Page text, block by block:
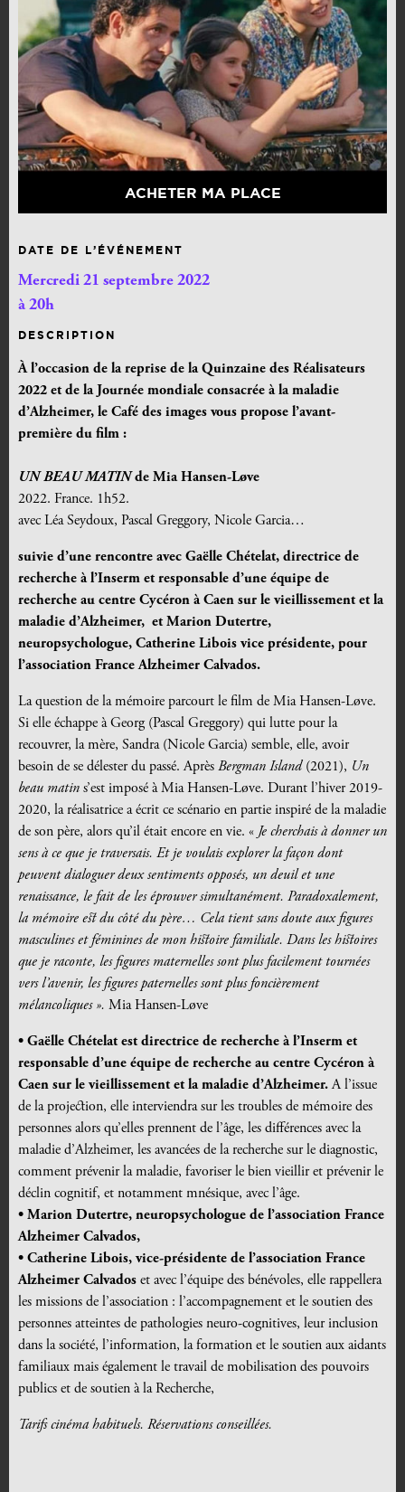
ACHETER MA PLACE
DATE DE L’ÉVÉNEMENT
Mercredi 21 septembre 2022
à 20h
DESCRIPTION
À l’occasion de la reprise de la Quinzaine des Réalisateurs
2022 et de la Journée mondiale consacrée à la maladie
d’Alzheimer, le Café des images vous propose l’avant-
première du film :
UN BEAU MATINde Mia Hansen-Løve
2022. France. 1h52.
avec Léa Seydoux, Pascal Greggory, Nicole Garcia…
suivie d’une rencontre avec Gaëlle Chételat, directrice de
recherche à l’Inserm et responsable d’une équipe de
recherche au centre Cycéron à Caen sur le vieillissement et la
maladie d’Alzheimer, et Marion Dutertre,
neuropsychologue, Catherine Libois vice présidente, pour
l’association France Alzheimer Calvados.
La question de la mémoire parcourt le film de Mia Hansen-Løve.
Si elle échappe à Georg (Pascal Greggory) qui lutte pour la
recouvrer, la mère, Sandra (Nicole Garcia) semble, elle, avoir
besoin de se délester du passé.Après Bergman Island(2021), Un
beau matin s’est imposé à Mia Hansen-Løve. Durant l’hiver 2019-
2020, la réalisatrice a écrit ce scénario en partie inspiré de la maladie
de son père, alors qu’il était encore en vie. « Je cherchais à donner un
sens à ce que je traversais. Et je voulais explorer la façon dont
peuvent dialoguer deux sentiments opposés, un deuil et une
renaissance, le fait de les éprouver simultanément. Paradoxalement,
la mémoire est du côté du père… Cela tient sans doute aux figures
masculines et féminines de mon histoire familiale. Dans les histoires
que je raconte, les figures maternelles sont plus facilement tournées
vers l’avenir, les figures paternelles sont plus foncièrement
mélancoliques ». Mia Hansen-Løve
• Gaëlle Chételat est directrice de recherche à l’Inserm et
responsable d’une équipe de recherche au centre Cycéron à
Caen sur le vieillissement et la maladie d’Alzheimer.A l’issue
de la projection, elle interviendra sur les troubles de mémoire des
personnes alors qu’elles prennent de l’âge, les différences avec la
maladie d’Alzheimer, les avancées de la recherche sur le diagnostic,
comment prévenir la maladie, favoriser le bien vieillir et prévenir le
déclin cognitif, et notamment mnésique, avec l’âge.
• Marion Dutertre, neuropsychologue de l’association France
Alzheimer Calvados,
• Catherine Libois, vice-présidente de l’association France
Alzheimer Calvados et avec l’équipe des bénévoles, elle rappellera
les missions de l’association : l’accompagnement et le soutien des
personnes atteintes de pathologies neuro-cognitives, leur inclusion
dans la société, l’information, la formation et le soutien aux aidants
familiaux mais également le travail de mobilisation des pouvoirs
publics et de soutien à la Recherche,
Tarifs cinéma habituels. Réservations conseillées.